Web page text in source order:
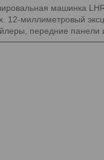
машинка
миллиметровый
передние панели